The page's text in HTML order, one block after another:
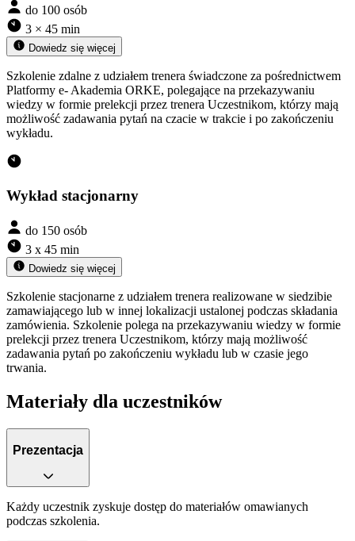
do 100 osób
3 × 45 min
Dowiedz się więcej
Szkolenie zdalne z udziałem trenera świadczone za pośrednictwem
Platformy e- Akademia ORKE, polegające na przekazywaniu
wiedzy w formie prelekcji przez trenera Uczestnikom, którzy mają
możliwość zadawania pytań na czacie w trakcie i po zakończeniu
wykładu.
Wykład stacjonarny
do 150 osób
3 x 45 min
Dowiedz się więcej
Szkolenie stacjonarne z udziałem trenera realizowane w siedzibie
zamawiającego lub w innej lokalizacji ustalonej podczas składania
zamówienia. Szkolenie polega na przekazywaniu wiedzy w formie
prelekcji przez trenera Uczestnikom, którzy mają możliwość
zadawania pytań po zakończeniu wykładu lub w czasie jego
trwania.
Materiały dla uczestników
Prezentacja
Każdy uczestnik zyskuje dostęp do materiałów omawianych
podczas szkolenia.